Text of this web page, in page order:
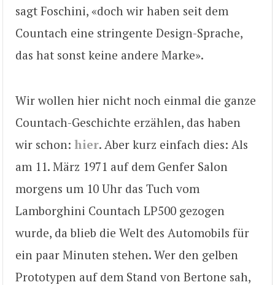
sagt Foschini, «doch wir haben seit dem
Countach eine stringente Design-Sprache,
das hat sonst keine andere Marke».
Wir wollen hier nicht noch einmal die ganze
Countach-Geschichte erzählen, das haben
wir schon: hier. Aber kurz einfach dies: Als
am 11. März 1971 auf dem Genfer Salon
morgens um 10 Uhr das Tuch vom
Lamborghini Countach LP500 gezogen
wurde, da blieb die Welt des Automobils für
ein paar Minuten stehen. Wer den gelben
Prototypen auf dem Stand von Bertone sah,